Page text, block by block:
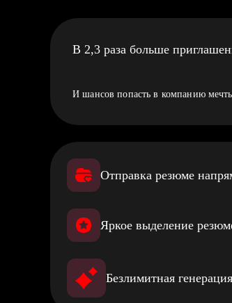
В 2,3 раза больше
И шансов попасть в компанию
Отправка резюме
Яркое выделение
Безлимитная